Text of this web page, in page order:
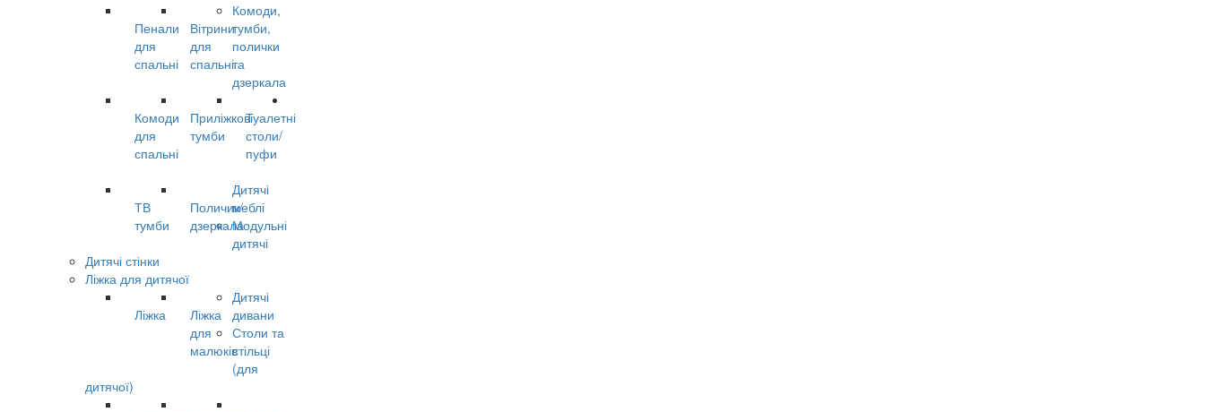
Пенали
для
спальні
Вітрини
для
спальні
Комоди,
тумби,
полички
та
дзеркала
Комоди
для
спальні
Приліжкові
тумби
Туалетні
столи/
пуфи
ТВ
тумби
Поличик/
дзеркала
Дитячі
меблі
Модульні
дитячі
Дитячі стінки
Ліжка для дитячої
Ліжка
Ліжка
для
малюків
Дитячі
дивани
Столи та
стільці
(для
дитячої)